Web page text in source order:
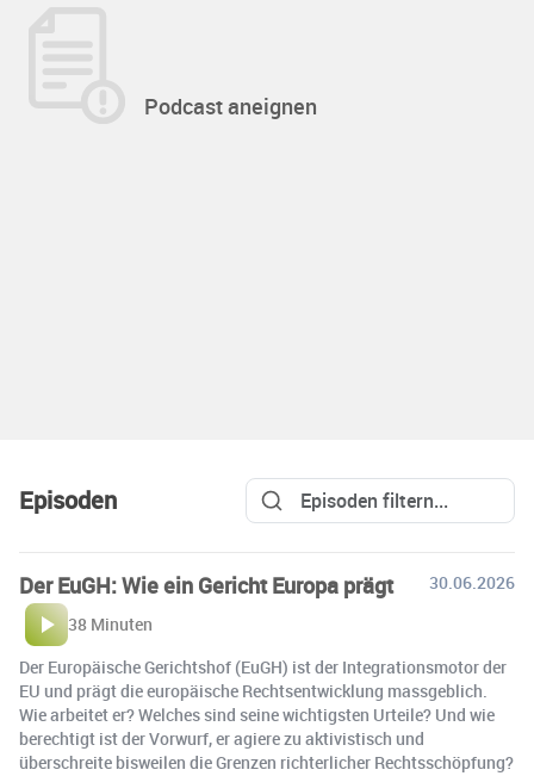
Podcast aneignen
Episoden
Der EuGH: Wie ein Gericht Europa prägt
30.06.2026
38 Minuten
Der Europäische Gerichtshof (EuGH) ist der Integrationsmotor der
EU und prägt die europäische Rechtsentwicklung massgeblich.
Wie arbeitet er? Welches sind seine wichtigsten Urteile? Und wie
berechtigt ist der Vorwurf, er agiere zu aktivistisch und
überschreite bisweilen die Grenzen richterlicher Rechtsschöpfung?